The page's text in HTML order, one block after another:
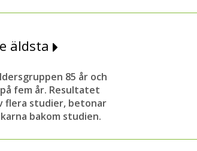
äldsta
85 år och
fem år. Resultatet
flera studier, betonar
bakom studien.